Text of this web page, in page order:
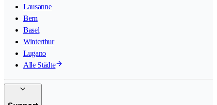
Lausanne
Bern
Basel
Winterthur
Lugano
Alle Städte